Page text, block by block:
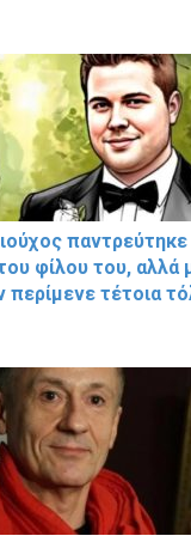
φίλου του, αλλά
περίμενε τέτοια